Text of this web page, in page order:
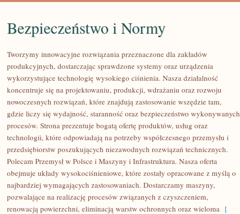
BEZPIECZEŃSTWO
NORMY
Bezpieczeństwo i Normy
Tworzymy innowacyjne rozwiązania przeznaczone dla zakładów
produkcyjnych, dostarczając sprawdzone systemy oraz urządzenia
wykorzystujące technologię wysokiego ciśnienia. Nasza działalność
koncentruje się na projektowaniu, produkcji, wdrażaniu oraz rozwoju
nowoczesnych rozwiązań, które znajdują zastosowanie wszędzie tam,
gdzie liczy się wydajność, staranność oraz bezpieczeństwo wykonywanych
procesów. Strona prezentuje bogatą ofertę produktów, usług oraz
technologii, które odpowiadają na potrzeby współczesnego przemysłu i
przedsiębiorstw poszukujących niezawodnych rozwiązań technicznych.
Polecam Przemysł w Polsce i Maszyny i Infrastruktura. Nasza oferta
obejmuje układy wysokociśnieniowe, które zostały opracowane z myślą o
najbardziej wymagających zastosowaniach. Dostarczamy maszyny,
pozwalające na realizację procesów związanych z czyszczeniem,
renowacją powierzchni, eliminacją warstw ochronnych oraz wieloma [